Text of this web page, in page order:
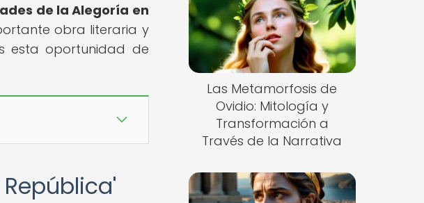
de la Alegoría en
obra literaria y
esta oportunidad de
Las Metamorfosis de
Ovidio: Mitología y
Transformación a
Través de la Narrativa